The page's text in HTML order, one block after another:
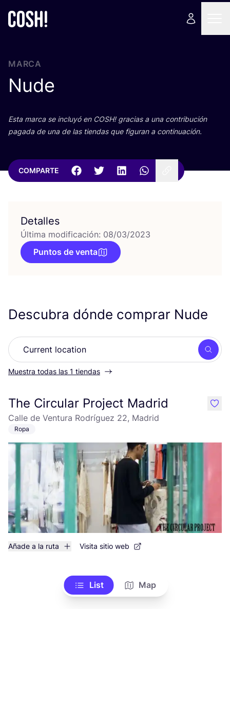
MARCA
Nude
Esta mar­ca se inclu­yó en COSH! gra­cias a una con­tri­bu­ción
paga­da de una de las tien­das que figu­ran a continuación.
COMPARTE
Detalles
Última modificación: 08/03/2023
Puntos de venta
Descubra dónde comprar Nude
Muestra todas las 1 tiendas
The Circular Project Madrid
Calle de Ventura Rodríguez 22, Madrid
Ropa
Añade a la ruta Visita sitio web
like
List Map